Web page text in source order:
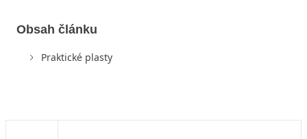
Obsah článku
Praktické plasty